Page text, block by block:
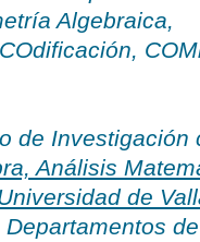
Algebraica,
de Investigación
Análisis
de